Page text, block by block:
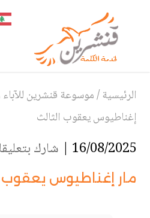
الرئيسية/موسوعة قنشرين للآباء
إغناطيوس يعقوب الثالث
16/08/2025 | شارك
مار إغناطيوس يعقوب